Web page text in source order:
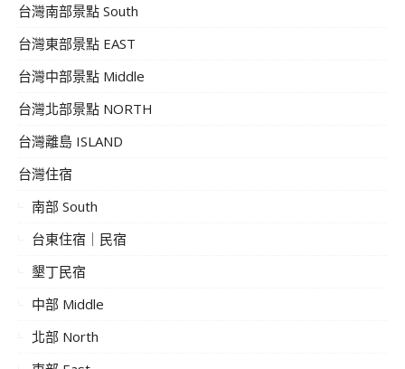
台灣南部景點 South
台灣東部景點 EAST
台灣中部景點 Middle
台灣北部景點 NORTH
台灣離島 ISLAND
台灣住宿
南部 South
台東住宿｜民宿
墾丁民宿
中部 Middle
北部 North